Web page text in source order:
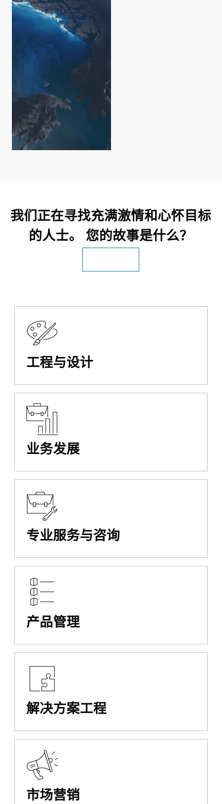
我们正在寻找充满激情和心怀目标
的人士。 您的故事是什么？
搜索所有 Esri 工作
工程与设计
业务发展
专业服务与咨询
产品管理
解决方案工程
市场营销